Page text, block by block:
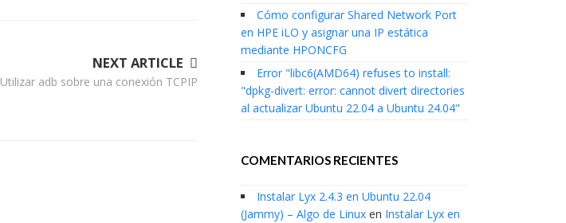
NEXT ARTICLE
Utilizar adb sobre una conexión TCPIP
Cómo configurar Shared Network Port
en HPE iLO y asignar una IP estática
mediante HPONCFG
Error "libc6(AMD64) refuses to install:
"dpkg-divert: error: cannot divert directories
al actualizar Ubuntu 22.04 a Ubuntu 24.04"
COMENTARIOS RECIENTES
Instalar Lyx 2.4.3 en Ubuntu 22.04
(Jammy) – Algo de Linux en Instalar Lyx en